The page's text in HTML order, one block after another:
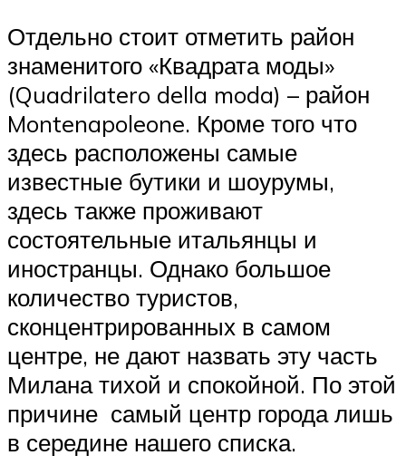
Отдельно стоит отметить район
знаменитого «Квадрата моды»
(Quadrilatero della moda) – район
Montenapoleone. Кроме того что
здесь расположены самые
известные бутики и шоурумы,
здесь также проживают
состоятельные итальянцы и
иностранцы. Однако большое
количество туристов,
сконцентрированных в самом
центре, не дают назвать эту часть
Милана тихой и спокойной. По этой
причине самый центр города лишь
в середине нашего списка.